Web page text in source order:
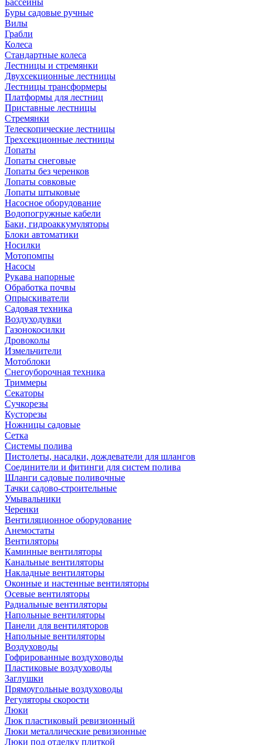
Бассейны
Буры садовые ручные
Вилы
Грабли
Колеса
Стандартные колеса
Лестницы и стремянки
Двухсекционные лестницы
Лестницы трансформеры
Платформы для лестниц
Приставные лестницы
Стремянки
Телескопические лестницы
Трехсекционные лестницы
Лопаты
Лопаты снеговые
Лопаты без черенков
Лопаты совковые
Лопаты штыковые
Насосное оборудование
Водопогружные кабели
Баки, гидроаккумуляторы
Блоки автоматики
Носилки
Мотопомпы
Насосы
Рукава напорные
Обработка почвы
Опрыскиватели
Садовая техника
Воздуходувки
Газонокосилки
Дровоколы
Измельчители
Мотоблоки
Снегоуборочная техника
Триммеры
Секаторы
Сучкорезы
Кусторезы
Ножницы садовые
Сетка
Системы полива
Пистолеты, насадки, дождеватели для шлангов
Соединители и фитинги для систем полива
Шланги садовые поливочные
Тачки садово-строительные
Умывальники
Черенки
Вентиляционное оборудование
Анемостаты
Вентиляторы
Каминные вентиляторы
Канальные вентиляторы
Накладные вентиляторы
Оконные и настенные вентиляторы
Осевые вентиляторы
Радиальные вентиляторы
Напольные вентиляторы
Панели для вентиляторов
Напольные вентиляторы
Воздуховоды
Гофрированные воздуховоды
Пластиковые воздуховоды
Заглушки
Прямоугольные воздуховоды
Регуляторы скорости
Люки
Люк пластиковый ревизионный
Люки металлические ревизионные
Люки под отделку плиткой